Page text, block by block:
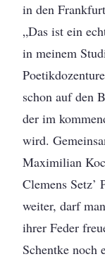
in den
„Das ist ein
in meinem
schon auf den
der im
wird.
Maximilian
Clemens Setz’
weiter, darf
ihrer Feder
Schentke noch